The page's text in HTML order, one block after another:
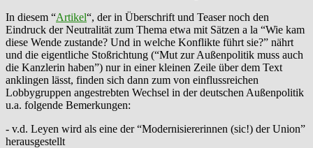
In diesem “Artikel“, der in Überschrift und Teaser noch den
Eindruck der Neutralität zum Thema etwa mit Sätzen a la “Wie kam
diese Wende zustande? Und in welche Konflikte führt sie?” nährt
und die eigentliche Stoßrichtung (“Mut zur Außenpolitik muss auch
die Kanzlerin haben”) nur in einer kleinen Zeile über dem Text
anklingen lässt, finden sich dann zum von einflussreichen
Lobbygruppen angestrebten Wechsel in der deutschen Außenpolitik
u.a. folgende Bemerkungen:
- v.d. Leyen wird als eine der “Modernisiererinnen (sic!) der Union”
herausgestellt